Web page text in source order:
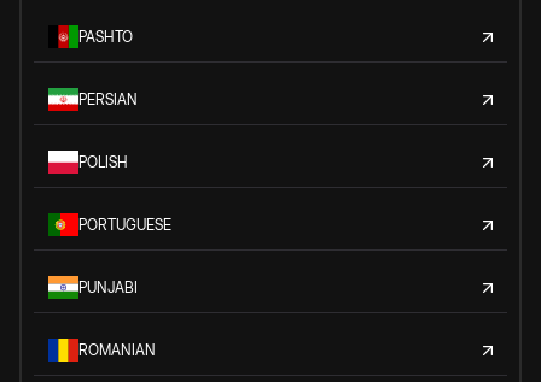
PASHTO
PERSIAN
POLISH
PORTUGUESE
PUNJABI
ROMANIAN